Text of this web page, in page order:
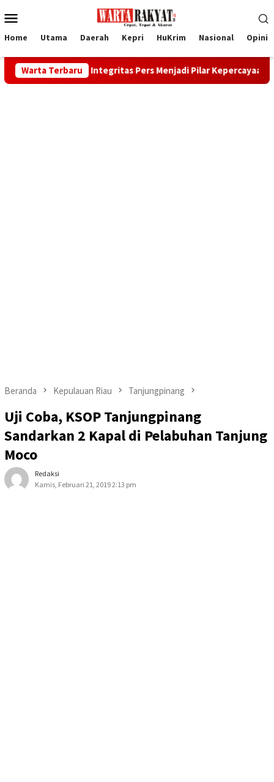
ke
Mobile
Home Utama Daerah Kepri HuKrim Nasional Opini
Warta Terbaru
Integritas Pers Menjadi Pilar Kepercayaan Publik
Beranda Kepulauan Riau Tanjungpinang
Uji Coba, KSOP Tanjungpinang
Sandarkan 2 Kapal di Pelabuhan Tanjung
Moco
Redaksi
Kamis, Februari 21, 2019 2:13 pm